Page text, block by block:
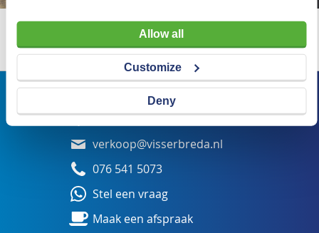
Allow all
Customize
Deny
Wij adviseren u graag
Bezoekadres
Veldsteen 25, 4815 PK Breda
verkoop@visserbreda.nl
076 541 5073
Stel een vraag
Maak een afspraak